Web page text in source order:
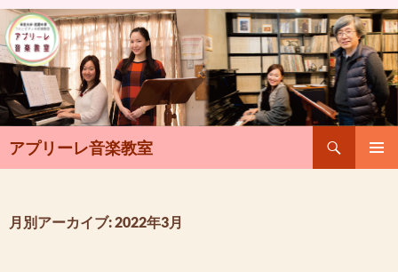
アプリーレ音楽教室
索
ン
月別アーカイブ: 2022年3月